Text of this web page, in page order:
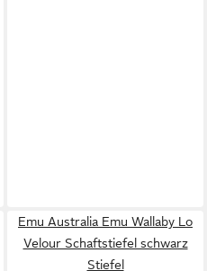
Emu Australia Emu Wallaby Lo
Velour Schaftstiefel schwarz
Stiefel